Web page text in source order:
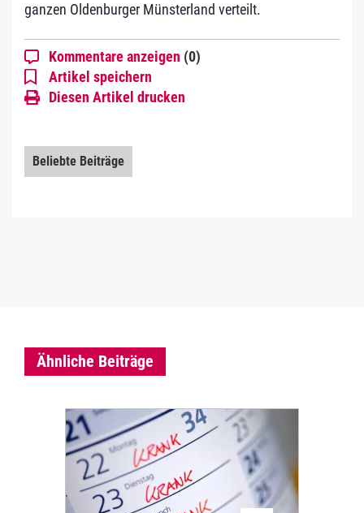
ganzen Oldenburger Münsterland verteilt.
Kommentare anzeigen (0)
Artikel speichern
Diesen Artikel drucken
Beliebte Beiträge
Ähnliche Beiträge